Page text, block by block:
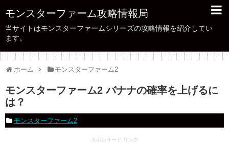
モンスターファーム攻略情報局
当サイトはモンスターファームシリーズの攻略情報を紹介してい
ます。
ホーム モンスターファーム2
モンスターファーム2 バナナの確率を上げるに
は？
モンスターファーム2
スポンサード リンク